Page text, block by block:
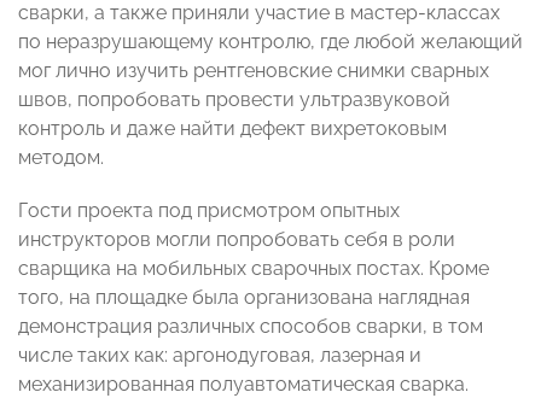
сварки, а также приняли участие в мастер-классах
по неразрушающему контролю, где любой желающий
мог лично изучить рентгеновские снимки сварных
швов, попробовать провести ультразвуковой
контроль и даже найти дефект вихретоковым
методом.
Гости проекта под присмотром опытных
инструкторов могли попробовать себя в роли
сварщика на мобильных сварочных постах. Кроме
того, на площадке была организована наглядная
демонстрация различных способов сварки, в том
числе таких как: аргонодуговая, лазерная и
механизированная полуавтоматическая сварка.